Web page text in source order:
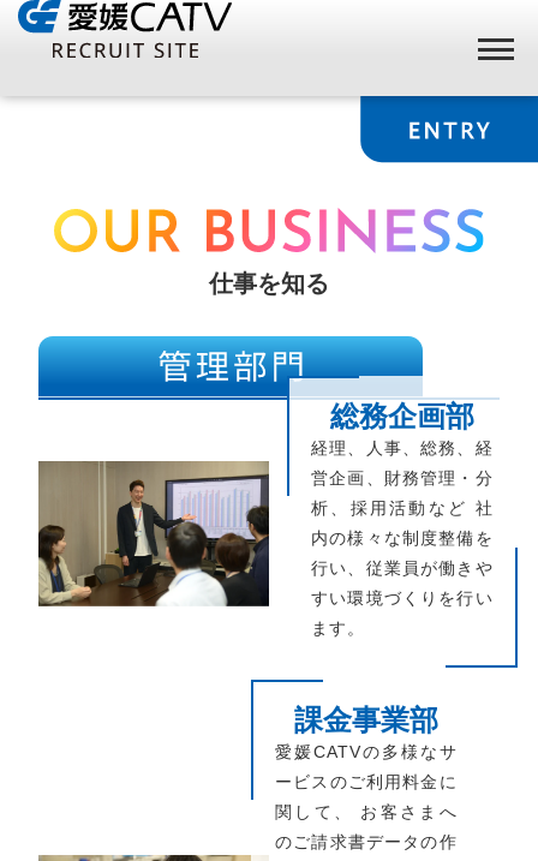
仕事を知る
総務企画部
経理、人事、総務、経
営企画、財務管理・分
析、採用活動など 社
内の様々な制度整備を
行い、従業員が働きや
すい環境づくりを行い
ます。
課金事業部
愛媛CATVの多様なサ
ービスのご利用料金に
関して、 お客さまへ
のご請求書データの作